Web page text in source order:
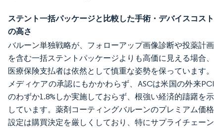
ステント一括パッケージと比較した手術・デバイスコスト
の高さ
バルーン単独戦略が、フォローアップ画像診断や投薬計画
を含む一括ステントパッケージよりも高価に見える場合、
医療保険支払者は依然として慎重な姿勢を保っています。
メディケアの承認にもかかわらず、ASCは米国の外来PCI
のわずか1.8%しか実施しておらず、根強い経済的躊躇を示
しています。薬剤コーティングバルーンのプレミアム価格
設定は購買決定を厳しくしており、特にサプライチェーン